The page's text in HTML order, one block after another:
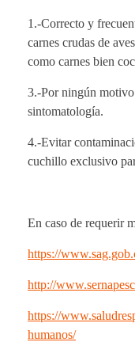
1.-Correcto y
carnes crudas de
como carnes bien
3.-Por ningún
sintomatología.
4.-Evitar
cuchillo exclusivo
En caso de requerir
https://
http://
https://
humanos/